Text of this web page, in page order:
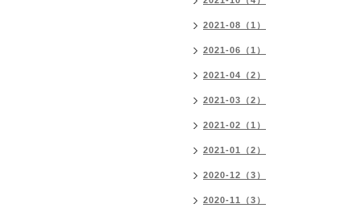
2021-08（1）
2021-06（1）
2021-04（2）
2021-03（2）
2021-02（1）
2021-01（2）
2020-12（3）
2020-11（3）